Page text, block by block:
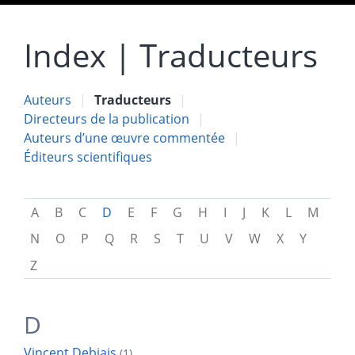
Index | Traducteurs
Auteurs
Traducteurs
Directeurs de la publication
Auteurs d’une œuvre commentée
Éditeurs scientifiques
A B C D E F G H I J K L
M
N
O P Q R S T U V W X
Y
Z
D